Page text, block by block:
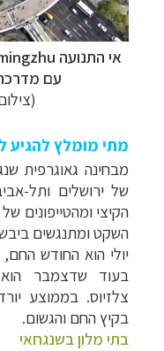
עם מדרכה
מתי מומלץ להגיע
מבחינה גאוגרפית
של ירושלים ותל-
הקיצי ומהטייפונים
השקט ומתנגשים
בקיץ החם והגשום.
בתי מלון בשנגחאי